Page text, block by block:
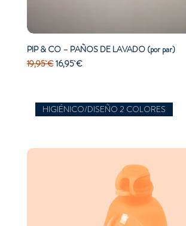
PIP & CO – PAÑOS DE LAVADO (por par)
Precio
19,95 € Precio de oferta
16,95 €
HIGIÉNICO/DISEÑO 2 COLORES